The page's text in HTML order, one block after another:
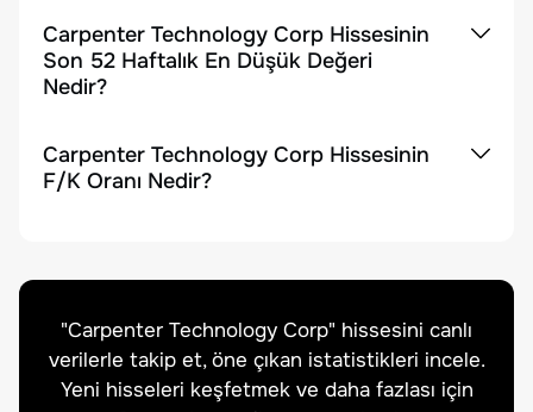
Carpenter Technology Corp Hissesinin
Son 52 Haftalık En Düşük Değeri
Nedir?
Carpenter Technology Corp Hissesinin
F/K Oranı Nedir?
"Carpenter Technology Corp" hissesini canlı
verilerle takip et, öne çıkan istatistikleri incele.
Yeni hisseleri keşfetmek ve daha fazlası için